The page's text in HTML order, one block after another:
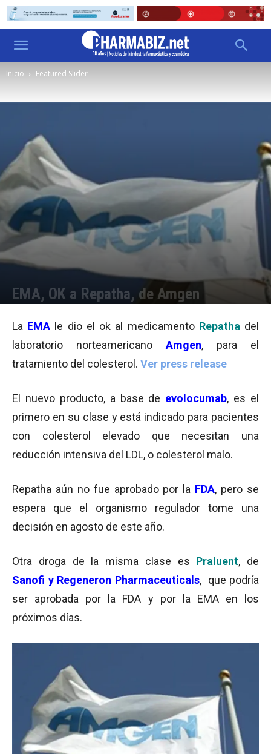
Inicio Featured Slider
EMA, OK a Repatha, de Amgen
La EMA le dio el ok al medicamento Repatha del
laboratorio norteamericano Amgen, para el
tratamiento del colesterol. Ver press release
El nuevo producto, a base de evolocumab, es el
primero en su clase y está indicado para pacientes
con colesterol elevado que necesitan una
reducción intensiva del LDL, o colesterol malo.
Repatha aún no fue aprobado por la FDA, pero se
espera que el organismo regulador tome una
decisión en agosto de este año.
Otra droga de la misma clase es Praluent, de
Sanofi y Regeneron Pharmaceuticals, que podría
ser aprobada por la FDA y por la EMA en los
próximos días.